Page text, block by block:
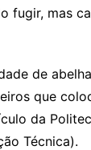
fugir, mas
de
que
da
Técnica).